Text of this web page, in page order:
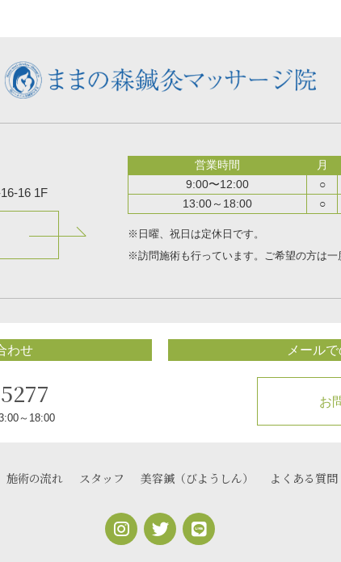
16 1F
営業時間 月
9:00〜12:00
○
13:00～18:00
○
※日曜、祝日は定休日です。
※訪問施術も行っています。 ご希望の方は一
わせ
～18:00
メール
お
施術の流れ スタッフ 美容鍼（びようしん） よくある質問